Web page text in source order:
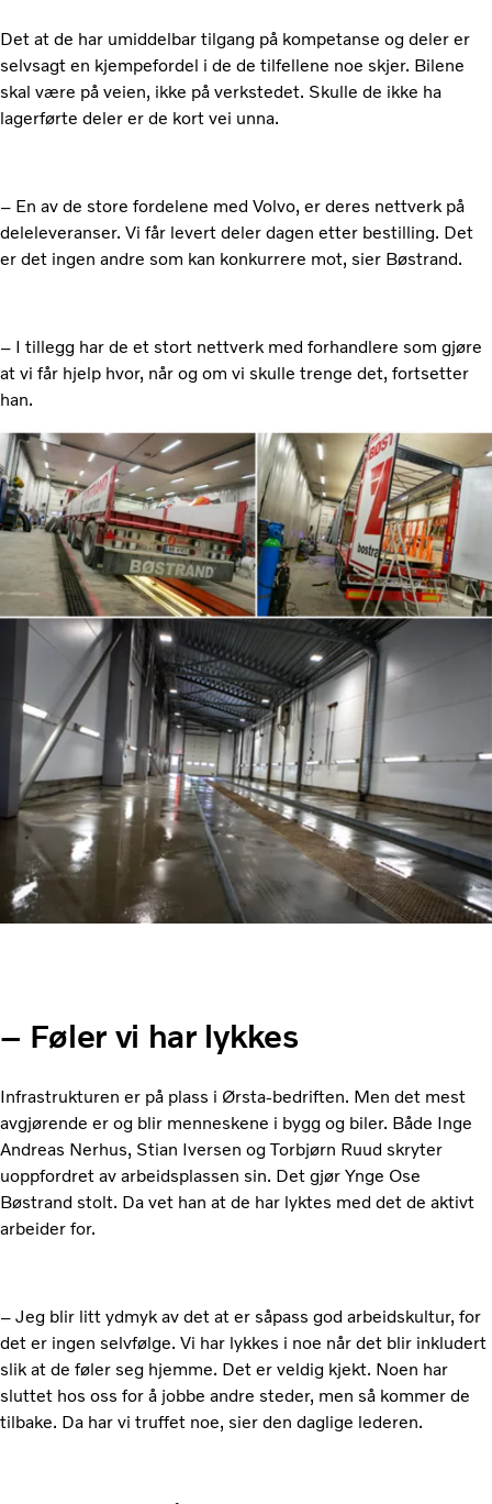
Det at de har umiddelbar tilgang på kompetanse og deler er
selvsagt en kjempefordel i de de tilfellene noe skjer. Bilene
skal være på veien, ikke på verkstedet. Skulle de ikke ha
lagerførte deler er de kort vei unna.
– En av de store fordelene med Volvo, er deres nettverk på
deleleveranser. Vi får levert deler dagen etter bestilling. Det
er det ingen andre som kan konkurrere mot, sier Bøstrand.
– I tillegg har de et stort nettverk med forhandlere som gjøre
at vi får hjelp hvor, når og om vi skulle trenge det, fortsetter
han.
– Føler vi har lykkes
Infrastrukturen er på plass i Ørsta-bedriften. Men det mest
avgjørende er og blir menneskene i bygg og biler. Både Inge
Andreas Nerhus, Stian Iversen og Torbjørn Ruud skryter
uoppfordret av arbeidsplassen sin. Det gjør Ynge Ose
Bøstrand stolt. Da vet han at de har lyktes med det de aktivt
arbeider for.
– Jeg blir litt ydmyk av det at er såpass god arbeidskultur, for
det er ingen selvfølge. Vi har lykkes i noe når det blir inkludert
slik at de føler seg hjemme. Det er veldig kjekt. Noen har
sluttet hos oss for å jobbe andre steder, men så kommer de
tilbake. Da har vi truffet noe, sier den daglige lederen.